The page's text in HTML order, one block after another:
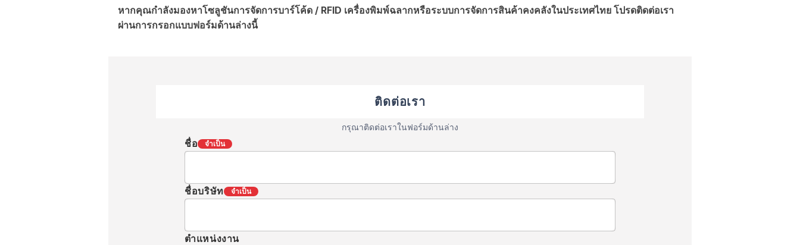
หากคุณกำลังมองหาโซลูชันการจัดการบาร์โค้ด / RFID เครื่องพิมพ์ฉลากหรือระบบการจัดการสินค้าคงคลังในประเทศไทย โปรดติดต่อเรา
ผ่านการกรอกแบบฟอร์มด้านล่างนี้
ติดต่อเรา
กรุณาติดต่อเราในฟอร์มด้านล่าง
ชื่อ จำเป็น
ชื่อบริษัท จำเป็น
ตำแหน่งงาน